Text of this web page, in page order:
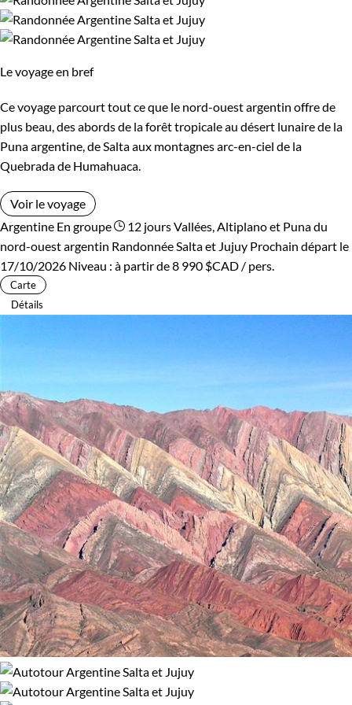
Le voyage en bref
Ce voyage parcourt tout ce que le nord-ouest argentin offre de
plus beau, des abords de la forêt tropicale au désert lunaire de la
Puna argentine, de Salta aux montagnes arc-en-ciel de la
Quebrada de Humahuaca.
Voir le voyage
Argentine En groupe 12 joursVallées, Altiplano et Puna du
nord-ouest argentin Randonnée Salta et Jujuy Prochain départ le
17/10/2026 Niveau : à partir de8 990 $CAD / pers.
Carte
Détails